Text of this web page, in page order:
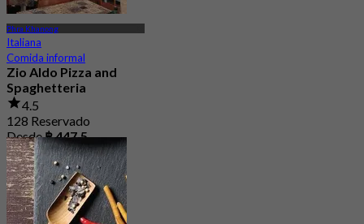
Phra Khanong
Italiana
Comida informal
Zio Aldo Pizza and
Spaghetteria
4.5
128 Reservado
Desde฿ 447.5